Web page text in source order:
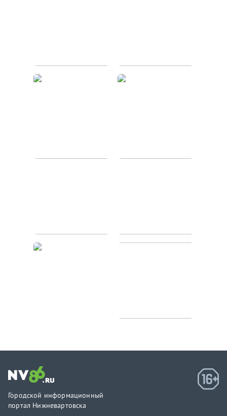
Городской информационный
портал Нижневартовска